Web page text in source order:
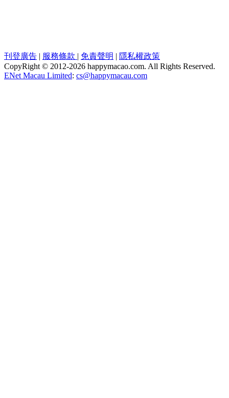
刊登廣告 | 服務條款 | 免責聲明 | 隱私權政策
CopyRight © 2012-2026 happymacao.com. All Rights Reserved.
ENet Macau Limited: cs@happymacau.com